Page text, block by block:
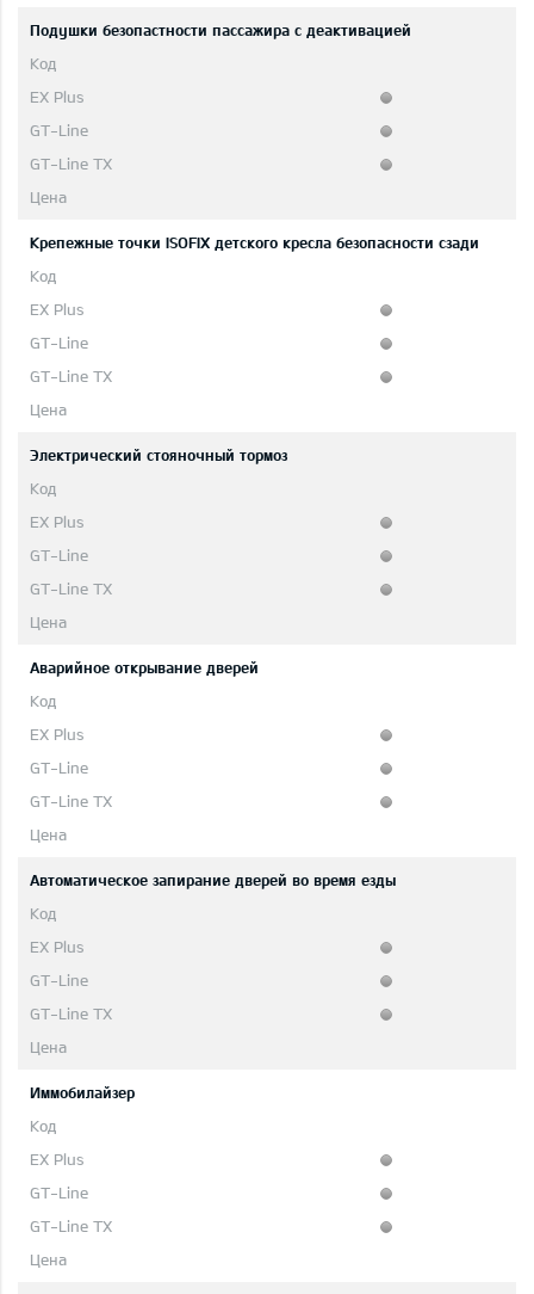
Подушки безопастности пассажира с деактивацией
Крепежные точки ISOFIX детского кресла безопасности сзади
Электрический стояночный тормоз
Аварийное открывание дверей
Автоматическое запирание дверей во время езды
Иммобилайзер